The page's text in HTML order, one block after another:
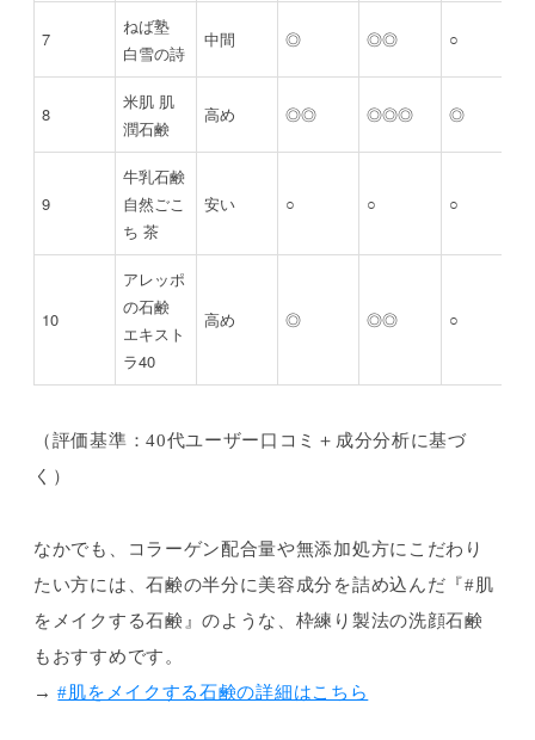
7
ねば塾
白雪の詩
中間 ◎ ◎◎ ○
8
米肌 肌
潤石鹸
高め ◎◎ ◎◎◎ ◎
9
牛乳石鹸
自然ごこ
ち 茶
安い ○ ○ ○
10
アレッポ
の石鹸
エキスト
ラ40
高め ◎ ◎◎ ○
（評価基準：40代ユーザー口コミ＋成分分析に基づ
く）
なかでも、コラーゲン配合量や無添加処方にこだわり
たい方には、石鹸の半分に美容成分を詰め込んだ『#肌
をメイクする石鹸』のような、枠練り製法の洗顔石鹸
もおすすめです。
→#肌をメイクする石鹸の詳細はこちら